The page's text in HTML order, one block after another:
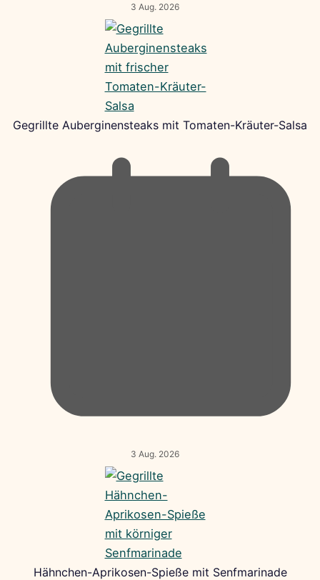
3 Aug. 2026
Gegrillte Auberginensteaks mit Tomaten-Kräuter-Salsa
3 Aug. 2026
Hähnchen-Aprikosen-Spieße mit Senfmarinade